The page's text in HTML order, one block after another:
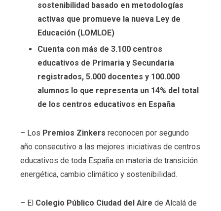
sostenibilidad basado en metodologías
activas que promueve la nueva Ley de
Educación (LOMLOE)
Cuenta con más de 3.100 centros
educativos de Primaria y Secundaria
registrados, 5.000 docentes y 100.000
alumnos lo que representa un 14% del total
de los centros educativos en España
– Los Premios Zinkers reconocen por segundo
año consecutivo a las mejores iniciativas de centros
educativos de toda España en materia de transición
energética, cambio climático y sostenibilidad.
– El Colegio Público Ciudad del Aire de Alcalá de